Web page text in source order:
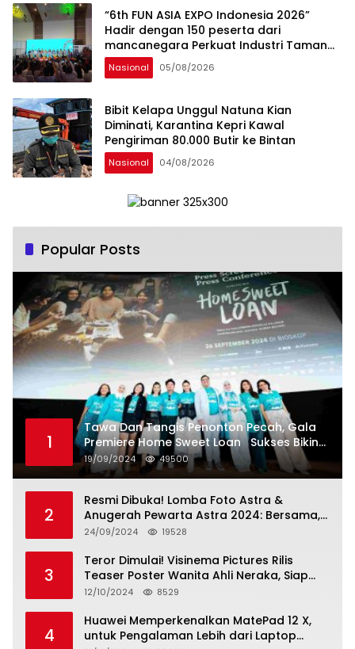
“6th FUN ASIA EXPO Indonesia 2026”
Hadir dengan 150 peserta dari
mancanegara Perkuat Industri Taman
Rekreasi dan Ekosistem Pariwisata di
Tanah Air
Nasional 05/08/2026
Bibit Kelapa Unggul Natuna Kian
Diminati, Karantina Kepri Kawal
Pengiriman 80.000 Butir ke Bintan
Nasional 04/08/2026
Popular Posts
1
Tawa Dan Tangis Penonton Pecah, Gala
Premiere Home Sweet Loan Sukses Bikin
Penonton Lihat Diri Sendiri di Layar
19/09/2024 49500
2
Resmi Dibuka! Lomba Foto Astra &
Anugerah Pewarta Astra 2024: Bersama,
Berkarya, Berkelanjutan
24/09/2024 19528
3
Teror Dimulai! Visinema Pictures Rilis
Teaser Poster Wanita Ahli Neraka, Siap
Tayang di Bioskop 14 November 2024
12/10/2024 8529
4
Huawei Memperkenalkan MatePad 12 X,
untuk Pengalaman Lebih dari Laptop